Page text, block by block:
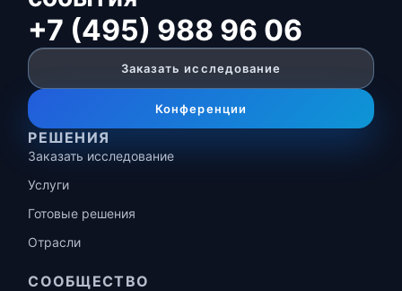
+7 (495) 988 96 06
Заказать исследование
Конференции
РЕШЕНИЯ
Заказать исследование
Услуги
Готовые решения
Отрасли
СООБЩЕСТВО